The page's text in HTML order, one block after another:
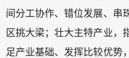
间分工协作、错位发展、串
区挑大梁；壮大主特产业，
足产业基础、发挥比较优势